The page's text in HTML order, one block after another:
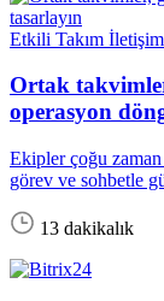
Etkili Takım
Ortak
operasyon
Ekipler çoğu zaman
görev ve sohbetle
13 dakikalık